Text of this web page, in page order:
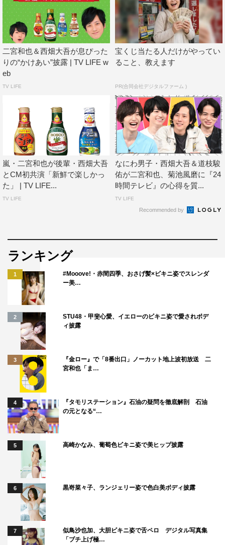
二宮和也＆西畑大吾が息ぴった
りの“かけあい”披露 | TV LIFE w
eb
TV LIFE
宝くじ当たる人だけがやってい
ること、教えます
PR(合同会社デジタルファーム )
嵐・二宮和也が後輩・西畑大吾
とCM初共演「新鮮で楽しかっ
た」 | TV LIFE...
TV LIFE
なにわ男子・西畑大吾＆道枝駿
佑が二宮和也、菊池風磨に『24
時間テレビ』の心得を質...
TV LIFE
Recommended by
ランキング
1
#Mooove!・赤間四季、おさげ髪×ビキニ姿でスレンダ
ー美…
2
STU48・甲斐心愛、イエローのビキニ姿で愛されボデ
ィ披露
3
『金ロー』で「8番出口」ノーカット地上波初放送 二
宮和也「ま…
4
『タモリステーション』石油の疑問を徹底解剖 石油
の元となる“…
5 高崎かなみ、葡萄色ビキニ姿で美ヒップ披露
6 黒嵜菜々子、ランジェリー姿で色白美ボディ披露
7
似鳥沙也加、大胆ビキニ姿で舌ペロ デジタル写真集
「ブチ上げ極…